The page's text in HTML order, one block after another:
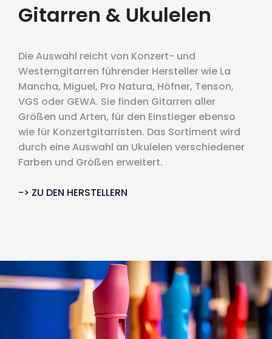
Gitarren & Ukulelen
Die Auswahl reicht von Konzert- und
Westerngitarren führender Hersteller wie La
Mancha, Miguel, Pro Natura, Höfner, Tenson,
VGS oder GEWA. Sie finden Gitarren aller
Größen und Arten, für den Einstieger ebenso
wie für Konzertgitarristen. Das Sortiment wird
durch eine Auswahl an Ukulelen verschiedener
Farben und Größen erweitert.
-> ZU DEN HERSTELLERN